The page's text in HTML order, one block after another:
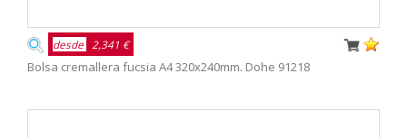
desde 2,341 €
Bolsa cremallera fucsia A4 320x240mm. Dohe 91218